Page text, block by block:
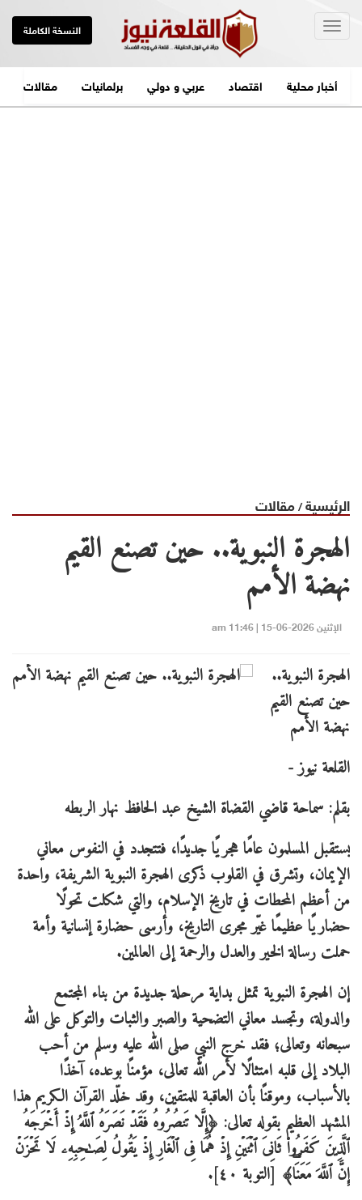
النسخة الكاملة
أخبار محلية اقتصاد عربي و دولي برلمانيات مقالات
الرئيسية/مقالات
الهجرة النبوية.. حين تصنع القيم
نهضة الأمم
الإثنين 2026-06-15 | 11:46 am
الهجرة النبوية..
حين تصنع القيم
نهضة الأمم
القلعة نيوز -
بقلم: سماحة قاضي القضاة الشيخ عبد الحافظ نهار الربطه
يستقبل المسلمون عامًا هجريًا جديدًا، فتتجدد في النفوس معاني
الإيمان، وتشرق في القلوب ذكرى الهجرة النبوية الشريفة، واحدة
من أعظم المحطات في تاريخ الإسلام، والتي شكلت تحولًا
حضاريًا عظيمًا غيّر مجرى التاريخ، وأرسى حضارة إنسانية وأمة
حملت رسالة الخير والعدل والرحمة إلى العالمين.
إن الهجرة النبوية تمثل بداية مرحلة جديدة من بناء المجتمع
والدولة، وتجسد معاني التضحية والصبر والثبات والتوكل على الله
سبحانه وتعالى؛ فقد خرج النبي صلى الله عليه وسلم من أحب
البلاد إلى قلبه امتثالًا لأمر الله تعالى، مؤمنًا بوعده، آخذًا
بالأسباب، وموقنًا بأن العاقبة للمتقين، وقد خلّد القرآن الكريم هذا
المشهد العظيم بقوله تعالى: ﴿إِلَّا تَنصُرُوهُ فَقَدۡ نَصَرَهُ ٱللَّهُ إِذۡ أَخۡرَجَهُ
ٱلَّذِینَ كَفَرُوا۟ ثَانِیَ ٱثۡنَیۡنِ إِذۡ هُمَا فِی ٱلۡغَارِ إِذۡ یَقُولُ لِصَـٰحِبِهِۦ لَا تَحۡزَنۡ
إِنَّ ٱللَّهَ مَعَنَاۖ﴾ [التوبة ٤٠].